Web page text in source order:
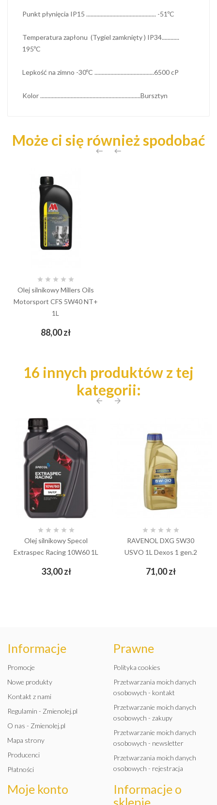
Punkt płynięcia IP15 ................................................ -51ºC
Temperatura zapłonu (Tygiel zamknięty ) IP34............
195ºC
Lepkość na zimno -30ºC .........................................6500 cP
Kolor .....................................................................Bursztyn
Może ci się również spodobać
 
    
Olej silnikowy Millers Oils
Motorsport CFS 5W40 NT+
1L
88,00 złCena
16 innych produktów z tej
kategorii:
arrow_back arrow_forward
    
Olej silnikowy Specol
Extraspec Racing 10W60 1L
33,00 złCena
    
RAVENOL DXG 5W30
USVO 1L Dexos 1 gen.2
71,00 złCena
Informacje
Promocje
Nowe produkty
Kontakt z nami
Regulamin - Zmienolej.pl
O nas - Zmienolej.pl
Mapa strony
Producenci
Płatności
Prawne
Polityka cookies
Przetwarzania moich danych
osobowych - kontakt
Przetwarzanie moich danych
osobowych - zakupy
Przetwarzanie moich danych
osobowych - newsletter
Przetwarzania moich danych
osobowych - rejestracja
Moje konto
Informacje o
sklepie